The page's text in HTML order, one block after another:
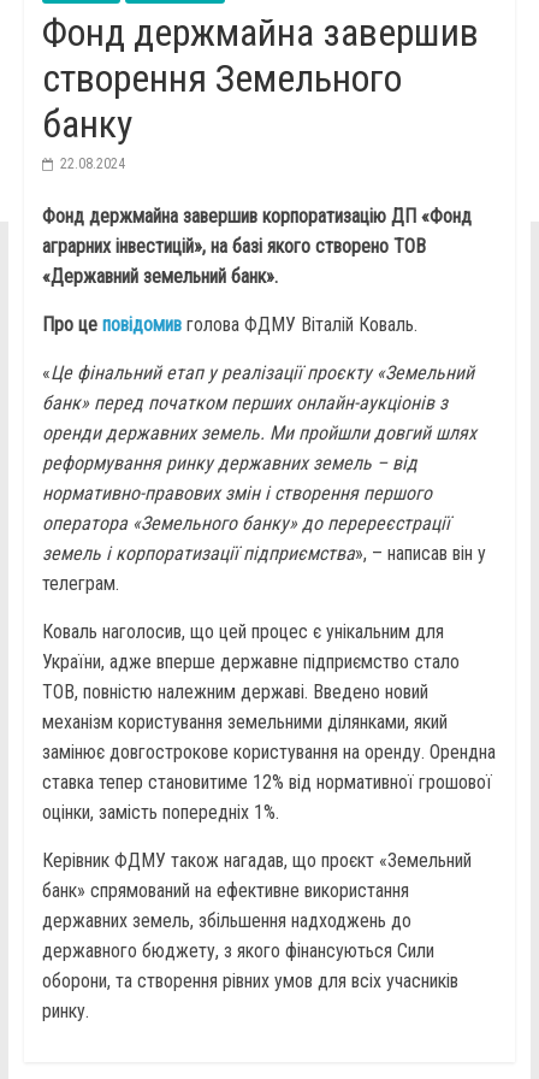
Фонд держмайна завершив
створення Земельного
банку
22.08.2024
Фонд держмайна завершив корпоратизацію ДП «Фонд
аграрних інвестицій», на базі якого створено ТОВ
«Державний земельний банк».
Про це повідомивголова ФДМУ Віталій Коваль.
«Це фінальний етап у реалізації проєкту «Земельний
банк» перед початком перших онлайн-аукціонів з
оренди державних земель. Ми пройшли довгий шлях
реформування ринку державних земель – від
нормативно-правових змін і створення першого
оператора «Земельного банку» до перереєстрації
земель і корпоратизації підприємства», – написав він у
телеграм.
Коваль наголосив, що цей процес є унікальним для
України, адже вперше державне підприємство стало
ТОВ, повністю належним державі. Введено новий
механізм користування земельними ділянками, який
замінює довгострокове користування на оренду. Орендна
ставка тепер становитиме 12% від нормативної грошової
оцінки, замість попередніх 1%.
Керівник ФДМУ також нагадав, що проєкт «Земельний
банк» спрямований на ефективне використання
державних земель, збільшення надходжень до
державного бюджету, з якого фінансуються Сили
оборони, та створення рівних умов для всіх учасників
ринку.